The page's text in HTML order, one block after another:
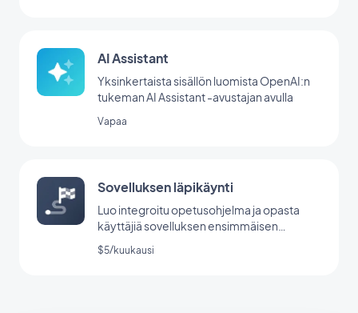
AI Assistant
Yksinkertaista sisällön luomista OpenAI:n
tukeman AI Assistant -avustajan avulla
Vapaa
Sovelluksen läpikäynti
Luo integroitu opetusohjelma ja opasta
käyttäjiä sovelluksen ensimmäisen
käynnistyksen aikana.
$5/kuukausi